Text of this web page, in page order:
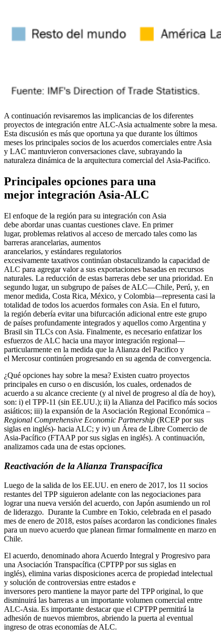
A continuación revisaremos las implicancias de los diferentes
proyectos de integración entre ALC-Asia actualmente sobre la mesa.
Esta discusión es más que oportuna ya que durante los últimos
meses los principales socios de los acuerdos comerciales entre Asia
y LAC mantuvieron conversaciones clave, subrayando la
naturaleza dinámica de la arquitectura comercial del Asia-Pacifico.
Principales opciones para una
mejor integración Asia-ALC
El enfoque de la región para su integración con Asia
debe abordar unas cuantas cuestiones clave. En primer
lugar, problemas relativos al acceso de mercado tales como las
barreras arancelarias, aumentos
arancelarios, y estándares regulatorios
excesivamente taxativos continúan obstaculizando la capacidad de
ALC para agregar valor a sus exportaciones basadas en recursos
naturales. La reducción de estas barreras debe ser una prioridad. En
segundo lugar, un subgrupo de países de ALC—Chile, Perú, y, en
menor medida, Costa Rica, México, y Colombia—representa casi la
totalidad de todos los acuerdos formales con Asia. En el futuro,
la región debería evitar una bifurcación adicional entre este grupo
de países profundamente integrados y aquellos como Argentina y
Brasil sin TLCs con Asia. Finalmente, es necesario enfatizar los
esfuerzos de ALC hacia una mayor integración regional—
particularmente en la medida que la Alianza del Pacifico y
el Mercosur continúen progresando en su agenda de convergencia.
¿Qué opciones hay sobre la mesa? Existen cuatro proyectos
principales en curso o en discusión, los cuales, ordenados de
acuerdo a su alcance creciente (y al nivel de progreso al día de hoy),
son: i) el TPP-11 (sin EE.UU.); ii) la Alianza del Pacifico más socios
asiáticos; iii) la expansión de la Asociación Regional Económica –
Regional Comprehensive Economic Partnership (RCEP por sus
siglas en inglés)- hacia ALC; y iv) un Área de Libre Comercio de
Asia-Pacífico (FTAAP por sus siglas en inglés). A continuación,
analizamos cada una de estas opciones.
Reactivación de la Alianza Transpacífica
Luego de la salida de los EE.UU. en enero de 2017, los 11 socios
restantes del TPP siguieron adelante con las negociaciones para
lograr una nueva versión del acuerdo, con Japón asumiendo un rol
de liderazgo. Durante la Cumbre en Tokio, celebrada en el pasado
mes de enero de 2018, estos países acordaron las condiciones finales
para un nuevo acuerdo que planean firmar formalmente en marzo en
Chile.
El acuerdo, denominado ahora Acuerdo Integral y Progresivo para
una Asociación Transpacífica (CPTPP por sus siglas en
inglés), elimina varias disposiciones acerca de propiedad intelectual
y solución de controversias entre estados e
inversores pero mantiene la mayor parte del TPP original, lo que
disminuirá las barreras a un importante volumen comercial entre
ALC-Asia. Es importante destacar que el CPTPP permitirá la
adhesión de nuevos miembros, abriendo la puerta al eventual
ingreso de otras economías de ALC.